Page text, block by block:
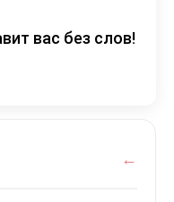
вас без слов!